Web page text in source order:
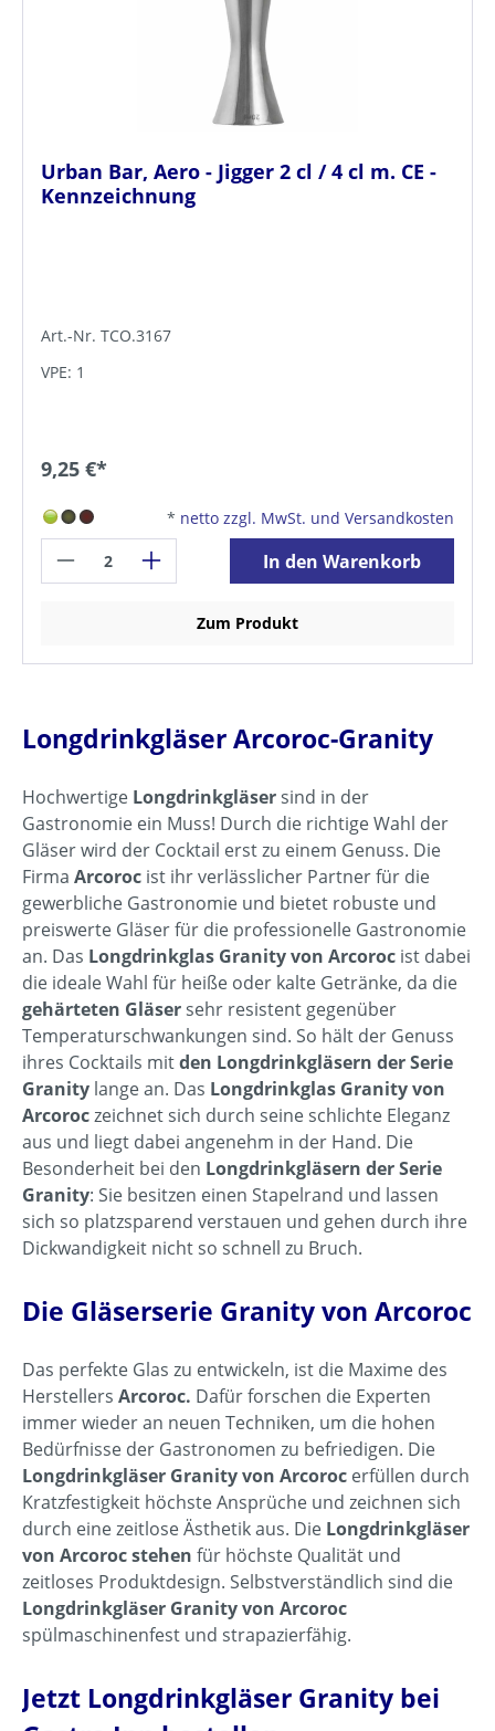
Urban Bar, Aero - Jigger 2 cl / 4 cl m. CE -
Kennzeichnung
Art.-Nr. TCO.3167
VPE: 1
9,25 €*
* netto zzgl. MwSt. und Versandkosten
In den Warenkorb
Zum Produkt
Longdrinkgläser Arcoroc-Granity
Hochwertige Longdrinkgläsersind in der
Gastronomie ein Muss! Durch die richtige Wahl der
Gläser wird der Cocktail erst zu einem Genuss. Die
Firma Arcoroc ist ihr verlässlicher Partner für die
gewerbliche Gastronomie und bietet robuste und
preiswerte Gläser für die professionelle Gastronomie
an. Das Longdrinkglas Granity von Arcoroc ist dabei
die ideale Wahl für heiße oder kalte Getränke, da die
gehärteten Gläsersehr resistent gegenüber
Temperaturschwankungen sind. So hält der Genuss
ihres Cocktails mitden Longdrinkgläsern der Serie
Granity lange an. Das Longdrinkglas Granity von
Arcoroczeichnet sich durch seine schlichte Eleganz
aus und liegt dabei angenehm in der Hand. Die
Besonderheit bei den Longdrinkgläsern der Serie
Granity: Sie besitzen einen Stapelrand und lassen
sich so platzsparend verstauen und gehen durch ihre
Dickwandigkeit nicht so schnell zu Bruch.
Die Gläserserie Granity von Arcoroc
Das perfekte Glas zu entwickeln, ist die Maxime des
Herstellers Arcoroc. Dafür forschen die Experten
immer wieder an neuen Techniken, um die hohen
Bedürfnisse der Gastronomen zu befriedigen. Die
Longdrinkgläser Granity von Arcoroc erfüllen durch
Kratzfestigkeit höchste Ansprüche und zeichnen sich
durch eine zeitlose Ästhetik aus. Die Longdrinkgläser
von Arcoroc stehen für höchste Qualität und
zeitloses Produktdesign. Selbstverständlich sind die
Longdrinkgläser Granity von Arcoroc
spülmaschinenfest und strapazierfähig.
Jetzt Longdrinkgläser Granity bei